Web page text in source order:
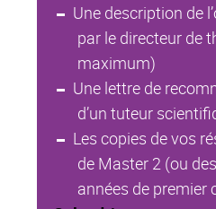
Une description de
par le directeur de
maximum)
Une lettre de
d’un tuteur
Les copies de vos
de Master 2 (ou
années de premier